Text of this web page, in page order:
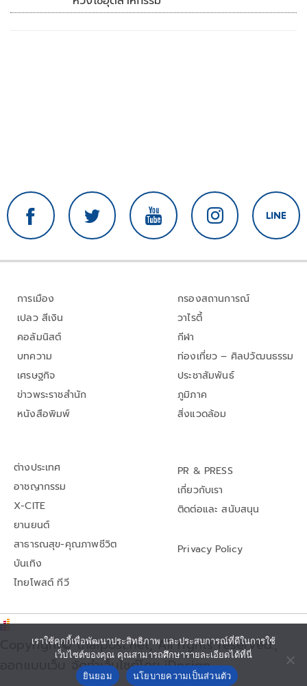
การเมือง
เปลว สีเงิน
คอลัมนิสต์
บทความ
เศรษฐกิจ
ข่าวพระราชสำนัก
หนังสือพิมพ์
กรองสถานการณ์
วาไรตี้
กีฬา
ท่องเที่ยว – ศิลปวัฒนธรรม
ประชาสัมพันธ์
ภูมิภาค
สิ่งแวดล้อม
ต่างประเทศ
อาชญากรรม
X-CITE
ยานยนต์
สาธารณสุข-คุณภาพชีวิต
บันเทิง
ไทยโพสต์ ทีวี
PR & PRESS
เกี่ยวกับเรา
ติดต่อและ สนับสนุน
Privacy Policy
Copyright© thaipost.net, All rights reserved.,
ออกแบบเว็บ จัดทำเว็บไซต์โดย iDesign
เราใช้คุกกี้เพื่อพัฒนาประสิทธิภาพ และประสบการณ์ที่ดีในการใช้
เว็บไซต์ของคุณ คุณสามารถศึกษารายละเอียดได้ที่นี่
ยินยอม
นโยบายความเป็นส่วนตัว